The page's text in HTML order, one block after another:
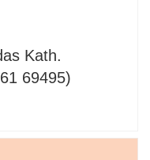
Kath.
69495)